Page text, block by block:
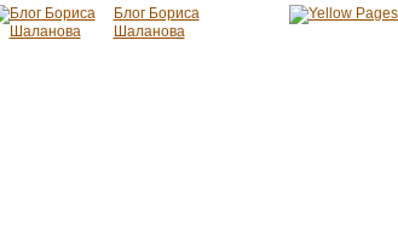
Блог Бориса
Шаланова